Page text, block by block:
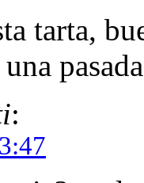
tarta,
: